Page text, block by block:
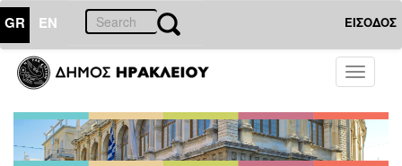
GR EN ΕΙΣΟΔΟΣ
Toggle
ΤΟΠΟΣ
ΜΑΣ
Ανακοινώσεις
Αρχείο